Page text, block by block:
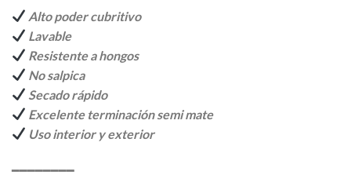
Alto poder cubritivo
Lavable
Resistente a hongos
No salpica
Secado rápido
Excelente terminación semi mate
Uso interior y exterior
━━━━━━━━